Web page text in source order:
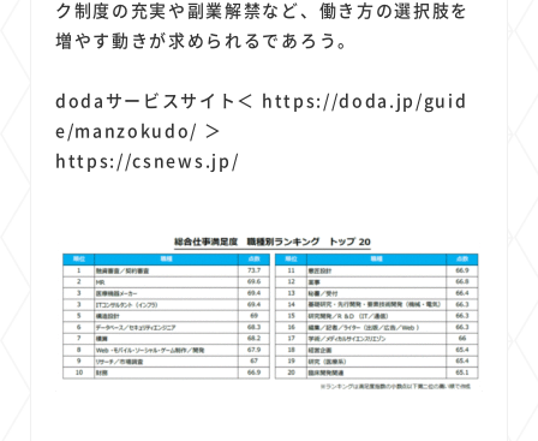
ク制度の充実や副業解禁など、働き方の選択肢を
増やす動きが求められるであろう。
dodaサービスサイト＜ https://doda.jp/guid
e/manzokudo/ ＞
https://csnews.jp/